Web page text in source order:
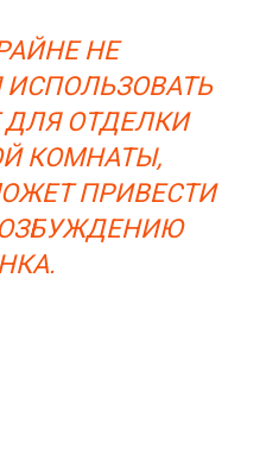
НЕ
ОТДЕЛКИ
КОМНАТЫ,
ПРИВЕСТИ